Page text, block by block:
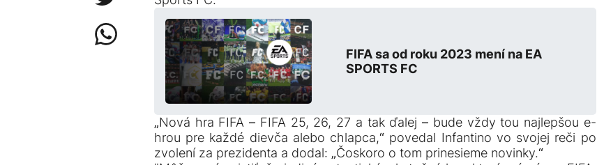
FIFA sa od roku 2023 mení na EA
SPORTS FC
„Nová hra FIFA – FIFA 25, 26, 27 a tak ďalej – bude vždy tou najlepšou e-
hrou pre každé dievča alebo chlapca,“ povedal Infantino vo svojej reči po
zvolení za prezidenta a dodal: „Čoskoro o tom prinesieme novinky.“